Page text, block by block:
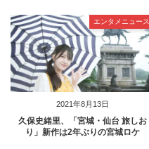
2021年8月13日
エンタメニュース
久保史緒里、「宮城・仙台 旅しお
り」新作は2年ぶりの宮城ロケ